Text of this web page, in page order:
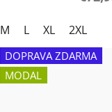
M L XL 2XL
DOPRAVA ZDARMA
MODAL